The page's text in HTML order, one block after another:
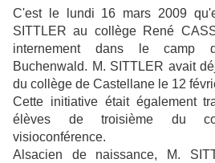
C'est le lundi 16 mars 2009
SITTLER au collège René
internement dans le camp
Buchenwald. M. SITTLER avait
du collège de Castellane le 12
Cette initiative était également
élèves de troisième du
visioconférence.
Alsacien de naissance, M.